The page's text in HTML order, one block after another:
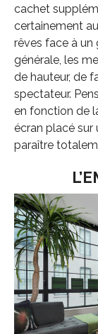
cachet
certainement
rêves face à un
générale, les
de hauteur, de
spectateur.
en fonction de
écran placé
paraître